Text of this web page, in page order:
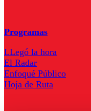
Programas
LLegó la hora
El Radar
Enfoqué Público
Hoja de Ruta